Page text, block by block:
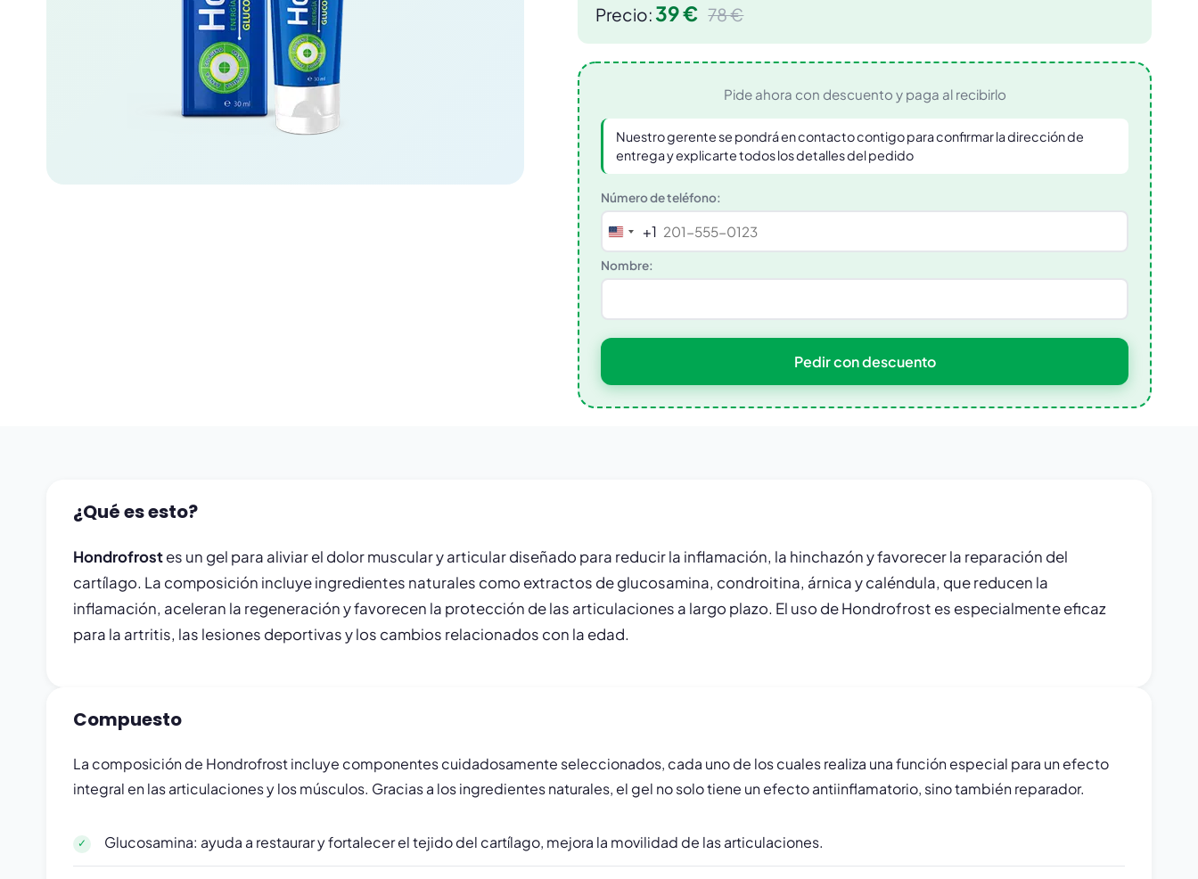
Precio:39 € 78 €
Pide ahora con descuento y paga al recibirlo
Nuestro gerente se pondrá en contacto contigo para confirmar la dirección de
entrega y explicarte todos los detalles del pedido
Número de teléfono:
United
States
+1
+1
Nombre:
Pedir con descuento
¿Qué es esto?
Hondrofrostes un gel para aliviar el dolor muscular y articular diseñado para reducir la inflamación, la hinchazón y favorecer la reparación del
cartílago. La composición incluye ingredientes naturales como extractos de glucosamina, condroitina, árnica y caléndula, que reducen la
inflamación, aceleran la regeneración y favorecen la protección de las articulaciones a largo plazo. El uso de Hondrofrost es especialmente eficaz
para la artritis, las lesiones deportivas y los cambios relacionados con la edad.
Compuesto
La composición de Hondrofrost incluye componentes cuidadosamente seleccionados, cada uno de los cuales realiza una función especial para un efecto
integral en las articulaciones y los músculos. Gracias a los ingredientes naturales, el gel no solo tiene un efecto antiinflamatorio, sino también reparador.
Glucosamina: ayuda a restaurar y fortalecer el tejido del cartílago, mejora la movilidad de las articulaciones.